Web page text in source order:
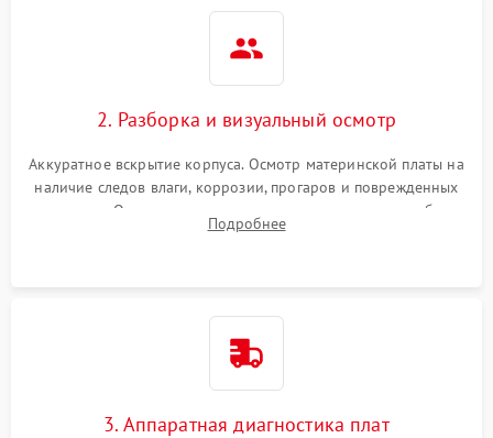
2. Разборка и визуальный осмотр
Аккуратное вскрытие корпуса. Осмотр материнской платы на
наличие следов влаги, коррозии, прогаров и поврежденных
элементов. Оценка состояния системы охлаждения, турбины
кулера и степени загрязнения радиатора пылью.
Подробнее
3. Аппаратная диагностика плат